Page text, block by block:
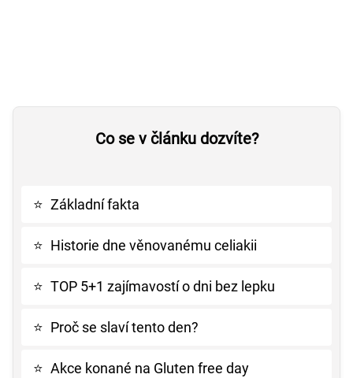
Co se v článku dozvíte?
⭐ Základní fakta
⭐ Historie dne věnovanému celiakii
⭐ TOP 5+1 zajímavostí o dni bez lepku
⭐ Proč se slaví tento den?
⭐ Akce konané na Gluten free day